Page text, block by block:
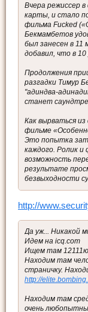
Вчера режиссер
карты, и стало
фильма Fucked
Бекмамбетов
был занесен в 11
добавил, что в
Продолжения
разгадки Тимур
"адиндва-
станет
Как вырваться
фильме
Это попытка
каждого. Ролик и
возможность
результате
безвыходности
http://
Да уж... Никакой
Идем на icq.com
Ищем там 12111ю
Находим там
страничку.
http://
Находим там
очень